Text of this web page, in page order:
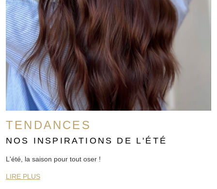
TENDANCES
NOS INSPIRATIONS DE L'ÉTÉ
L'été, la saison pour tout oser !
LIRE PLUS